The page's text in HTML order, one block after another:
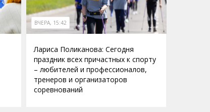
ВЧЕРА, 15:42
Лариса Поликанова: Сегодня
праздник всех причастных к спорту
– любителей и профессионалов,
тренеров и организаторов
соревнований